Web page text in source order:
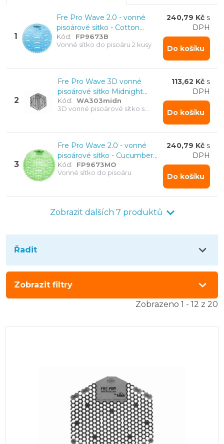
1
Fre Pro Wave 2.0 - vonné
pisoárové sítko - Cotton
Blossom 2 kusy
Kód:
FP9673B
Vonné sítko do pisoáru 2 kusy
240,79 Kč s
DPH
Do košíku
2
Fre Pro Wave 3D vonné
pisoárové sítko Midnight
Coast
Kód: WA303midn
3D vonné pisoárové sítko s
113,62 Kč s
DPH
Do košíku
3
Fre Pro Wave 2.0 - vonné
pisoárové sítko - Cucumber
Melon 2 kusy
Kód:
FP9673MO
Vonné sítko do pisoáru
240,79 Kč s
DPH
Do košíku
Zobrazit dalších 7 produktů
Řadit
Zobrazit filtry
Zobrazeno 1 - 12 z 20